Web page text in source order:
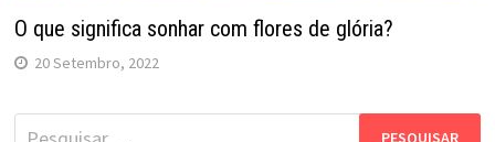
O que significa sonhar com flores de glória?
20 Setembro, 2022
Pesquisar